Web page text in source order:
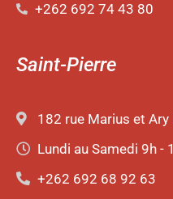
+262 692 74 43 80
Saint-Pierre
182 rue Marius et Ary
Lundi au Samedi 9h -
+262 692 68 92 63